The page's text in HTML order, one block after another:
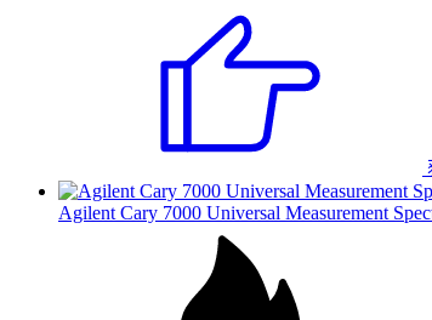
Agilent Cary 7000 Universal Measurement